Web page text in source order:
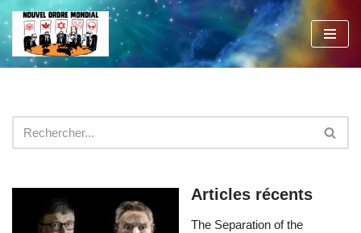
Aller
au
Articles récents
The Separation of the